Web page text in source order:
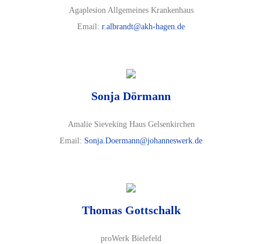
Agaplesion Allgemeines Krankenhaus
Email: r.albrandt@akh-hagen.de
Sonja Dörmann
Amalie Sieveking Haus Gelsenkirchen
Email: Sonja.Doermann@johanneswerk.de
Thomas Gottschalk
proWerk Bielefeld